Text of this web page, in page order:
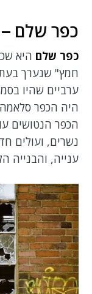
כפר שלם –
כפר שלם היא
חמץ" שנערך
ערביים שהיו
היה הכפר
הכפר הנטושים
נשרים, ועולים
ענייה, והבנייה